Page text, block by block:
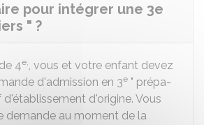
pour intégrer une 3e
" ?
4e,, vous et votre enfant devez
d'admission en 3e " prépa-
d'établissement d'origine. Vous
demande au moment de la